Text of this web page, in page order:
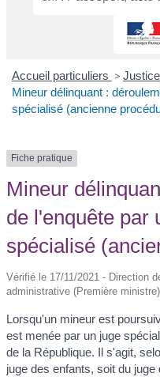
Accueil particuliers > Justice
Mineur délinquant :
spécialisé (ancienne
Fiche pratique
Mineur
de l'enquête par
spécialisé
Vérifié le 17/11/2021 - Direction
administrative (Première ministre)
Lorsqu'un mineur est
est menée par un juge
de la République. Il s'agit,
juge des enfants, soit du